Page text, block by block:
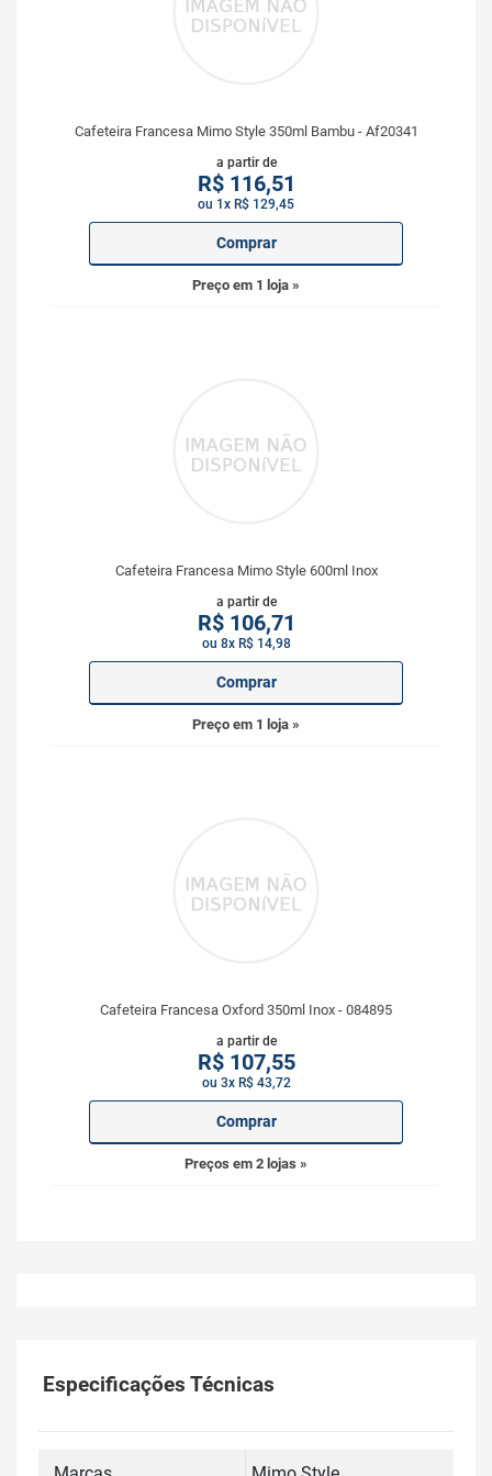
Cafeteira Francesa Mimo Style 350ml Bambu - Af20341
a partir de
R$116,51
ou 1x R$ 129,45
Comprar
Preço em 1 loja »
Cafeteira Francesa Mimo Style 600ml Inox
a partir de
R$106,71
ou 8x R$ 14,98
Comprar
Preço em 1 loja »
Cafeteira Francesa Oxford 350ml Inox - 084895
a partir de
R$107,55
ou 3x R$ 43,72
Comprar
Preços em 2 lojas »
Especificações Técnicas